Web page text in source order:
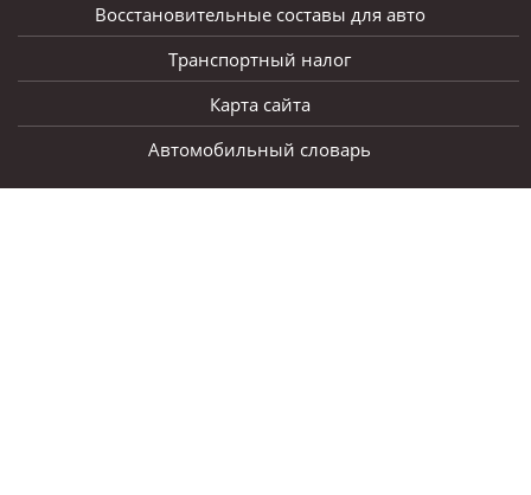
Восстановительные составы для авто
Транспортный налог
Карта сайта
Автомобильный словарь